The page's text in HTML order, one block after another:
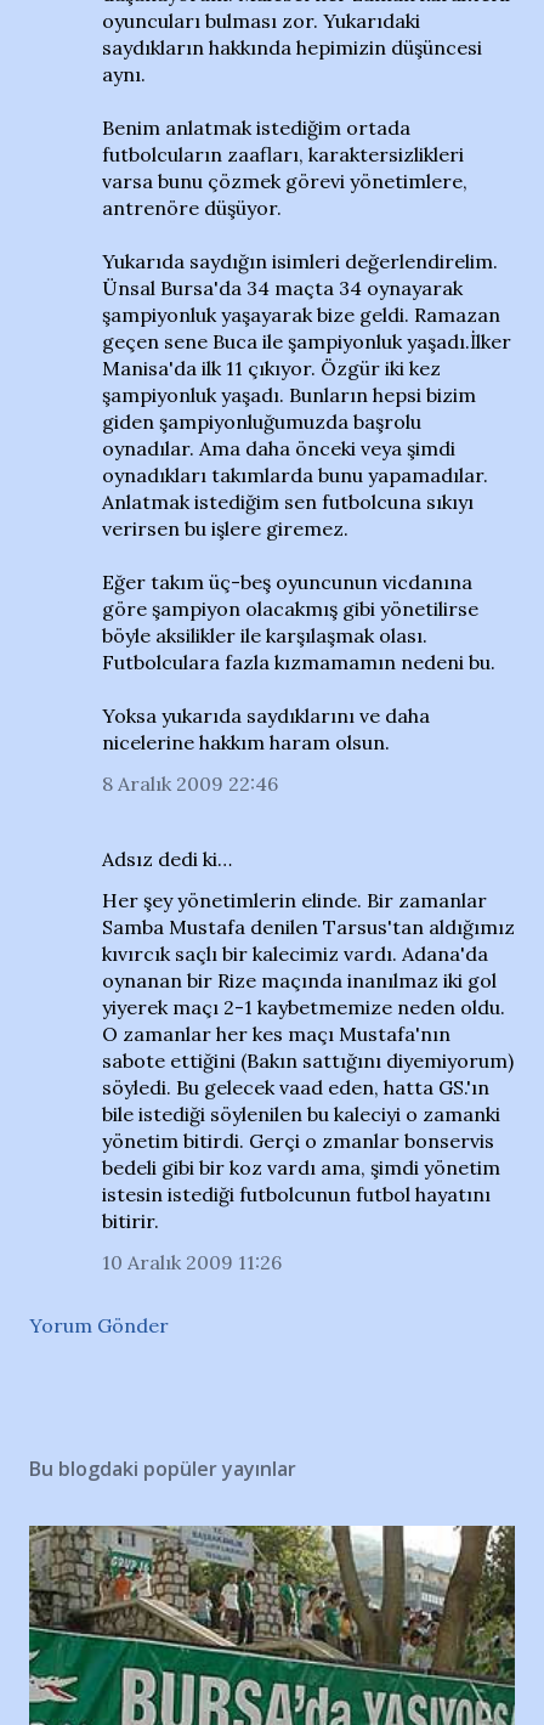
oyuncuları bulması zor. Yukarıdaki
saydıkların hakkında hepimizin düşüncesi
aynı.
Benim anlatmak istediğim ortada
futbolcuların zaafları, karaktersizlikleri
varsa bunu çözmek görevi yönetimlere,
antrenöre düşüyor.
Yukarıda saydığın isimleri değerlendirelim.
Ünsal Bursa'da 34 maçta 34 oynayarak
şampiyonluk yaşayarak bize geldi. Ramazan
geçen sene Buca ile şampiyonluk yaşadı.İlker
Manisa'da ilk 11 çıkıyor. Özgür iki kez
şampiyonluk yaşadı. Bunların hepsi bizim
giden şampiyonluğumuzda başrolu
oynadılar. Ama daha önceki veya şimdi
oynadıkları takımlarda bunu yapamadılar.
Anlatmak istediğim sen futbolcuna sıkıyı
verirsen bu işlere giremez.
Eğer takım üç-beş oyuncunun vicdanına
göre şampiyon olacakmış gibi yönetilirse
böyle aksilikler ile karşılaşmak olası.
Futbolculara fazla kızmamamın nedeni bu.
Yoksa yukarıda saydıklarını ve daha
nicelerine hakkım haram olsun.
8 Aralık 2009 22:46
Adsız dedi ki…
Her şey yönetimlerin elinde. Bir zamanlar
Samba Mustafa denilen Tarsus'tan aldığımız
kıvırcık saçlı bir kalecimiz vardı. Adana'da
oynanan bir Rize maçında inanılmaz iki gol
yiyerek maçı 2-1 kaybetmemize neden oldu.
O zamanlar her kes maçı Mustafa'nın
sabote ettiğini (Bakın sattığını diyemiyorum)
söyledi. Bu gelecek vaad eden, hatta GS.'ın
bile istediği söylenilen bu kaleciyi o zamanki
yönetim bitirdi. Gerçi o zmanlar bonservis
bedeli gibi bir koz vardı ama, şimdi yönetim
istesin istediği futbolcunun futbol hayatını
bitirir.
10 Aralık 2009 11:26
Yorum Gönder
Bu blogdaki popüler yayınlar